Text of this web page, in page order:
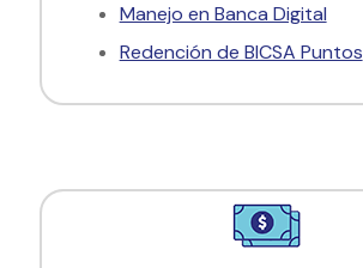
Manejo en Banca Digital
Redención de BICSA Puntos